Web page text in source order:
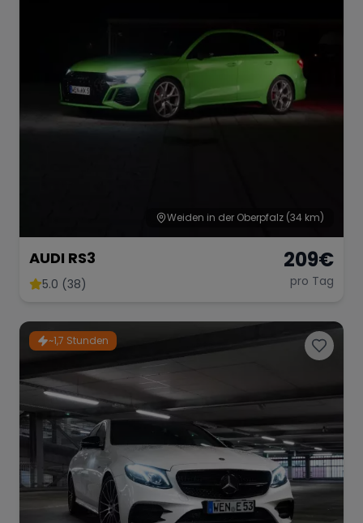
Tesla Chevrolet Dodge
Bugatti Lotus Maserati
Range Rover Corvette
Weiden in der Oberpfalz (34 km)
AUDI RS3
5.0 (38)
209€
pro Tag
~1,7 Stunden